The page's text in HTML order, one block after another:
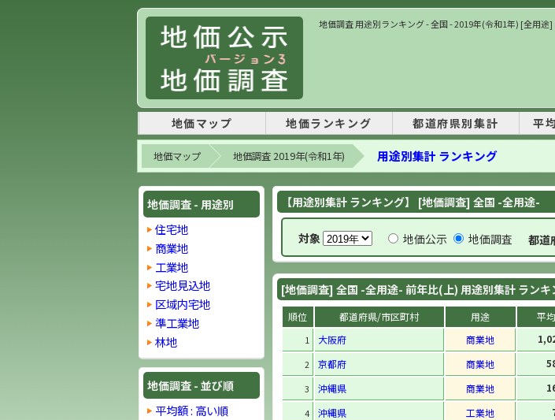
地価調査 用途別ランキング - 全国 - 2019年(令和1年) [全用
地価マップ 地価ランキング 都道府県別集計 平
地価マップ 地価調査 2019年(令和1年) 用途別集計 ランキング
地価調査 - 用途別
住宅地
商業地
工業地
宅地見込地
区域内宅地
準工業地
林地
地価調査 - 並び順
平均額 : 高い順
【用途別集計 ランキング】 [地価調査] 全国 -全用途-
対象 地価公示 地価調査 都道
[地価調査] 全国 -全用途- 前年比(上) 用途別集計 ランキ
順位 都道府県/市区町村 用途 平
1 大阪府 商業地
2 京都府 商業地
3 沖縄県 商業地
4 沖縄県 工業地